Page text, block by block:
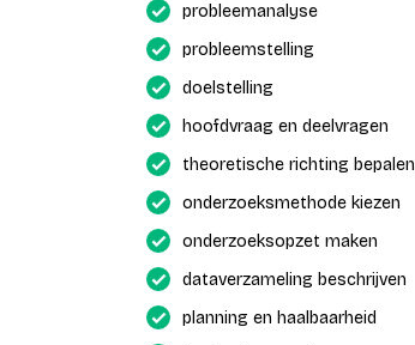
probleemanalyse
probleemstelling
doelstelling
hoofdvraag en deelvragen
theoretische richting bepalen
onderzoeksmethode kiezen
onderzoeksopzet maken
dataverzameling beschrijven
planning en haalbaarheid